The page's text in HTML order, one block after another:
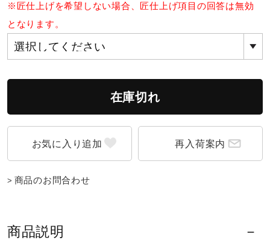
※匠仕上げを希望しない場合、匠仕上げ項目の回答は無効
となります。
在庫切れ
再入荷案内
商品のお問合わせ
商品説明